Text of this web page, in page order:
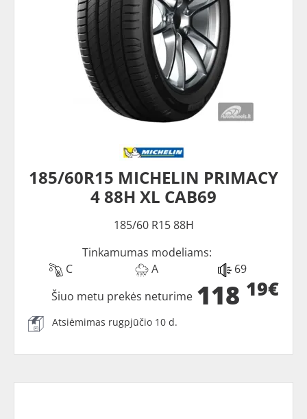
185/60R15 MICHELIN PRIMACY
4 88H XL CAB69
185/60 R15 88H
Tinkamumas modeliams:
C
A 69
118 19€
Šiuo metu prekės neturime
Atsiėmimas rugpjūčio 10 d.